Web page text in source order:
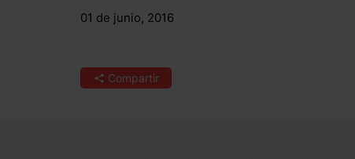
01 de junio, 2016
Compartir